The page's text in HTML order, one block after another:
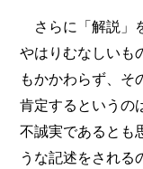
さらに「解説」
やはりむなしいも
もかかわらず、そ
肯定するというの
不誠実であるとも
うな記述をされる